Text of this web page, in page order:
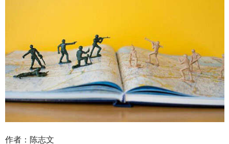
作者：陈志文